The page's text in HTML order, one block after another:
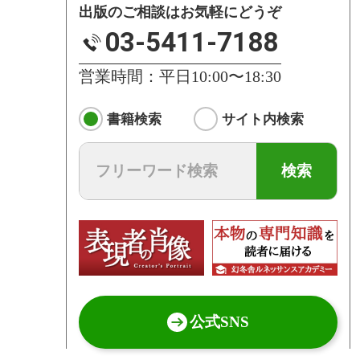
出版のご相談はお気軽にどうぞ
03-5411-7188
営業時間：平日10:00〜18:30
書籍検索 サイト内検索
検索
公式SNS